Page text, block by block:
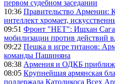
первом судебном заседании
10:36 Правительство Армении:
интеллект хромает,
09:51 Фронт "НЕТ": Ишхан
мобилизации против действий
09:22 Пешка в игре титанов:
команды Пашиняна
08:38 Армения и ОДКБ
08:05 Крупнейшая армянская
поддержала Католикоса Всех